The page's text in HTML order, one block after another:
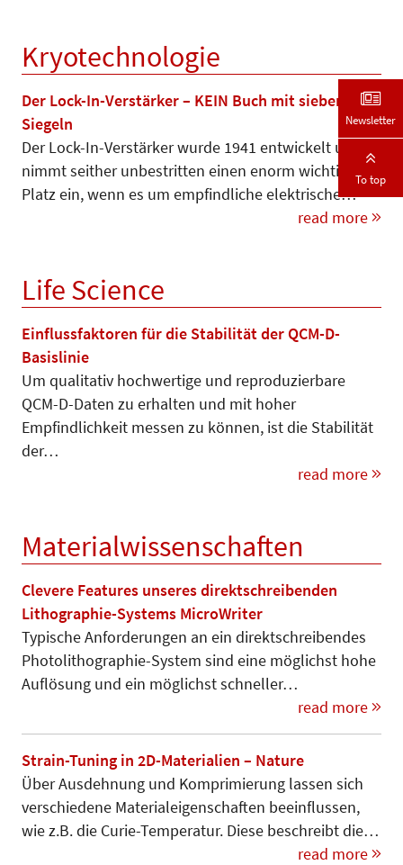
Kryotechnologie
Der Lock-In-Verstärker – KEIN Buch mit sieben
Siegeln
Der Lock-In-Verstärker wurde 1941 entwickelt und
nimmt seither unbestritten einen enorm wichtigen
Platz ein, wenn es um empfindliche elektrische…
read more
Life Science
Einflussfaktoren für die Stabilität der QCM-D-
Basislinie
Um qualitativ hochwertige und reproduzierbare
QCM-D-Daten zu erhalten und mit hoher
Empfindlichkeit messen zu können, ist die Stabilität
der…
read more
Materialwissenschaften
Clevere Features unseres direktschreibenden
Lithographie-Systems MicroWriter
Typische Anforderungen an ein direktschreibendes
Photolithographie-System sind eine möglichst hohe
Auflösung und ein möglichst schneller…
read more
Strain-Tuning in 2D-Materialien – Nature
Über Ausdehnung und Komprimierung lassen sich
verschiedene Materialeigenschaften beeinflussen,
wie z.B. die Curie-Temperatur. Diese beschreibt die…
read more
Newsletter
To top